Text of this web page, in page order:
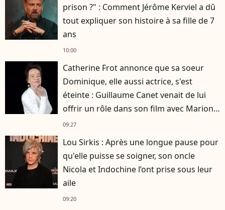
prison ?" : Comment Jérôme Kerviel a dû
tout expliquer son histoire à sa fille de 7
ans
10:00
Catherine Frot annonce que sa soeur
Dominique, elle aussi actrice, s'est
éteinte : Guillaume Canet venait de lui
offrir un rôle dans son film avec Marion
Cotillard
09:27
Lou Sirkis : Après une longue pause pour
qu'elle puisse se soigner, son oncle
Nicola et Indochine l’ont prise sous leur
aile
09:20